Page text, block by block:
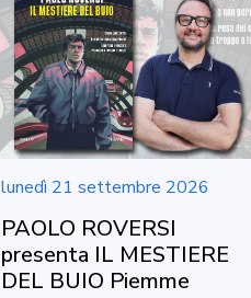
lunedì 21 settembre 2026
PAOLO ROVERSI
presenta IL MESTIERE
DEL BUIO Piemme